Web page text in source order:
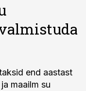
end aastast
maailm su